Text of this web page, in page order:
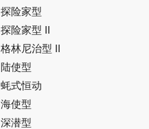
探险家型
探险家型 II
格林尼治型 II
陆使型
蚝式恒动
海使型
深潜型